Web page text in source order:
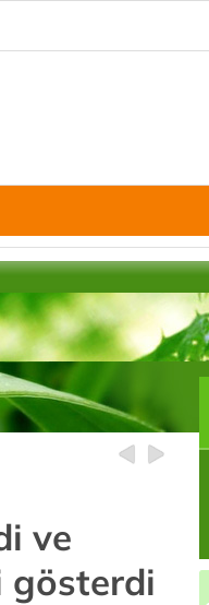
ve
gösterdi